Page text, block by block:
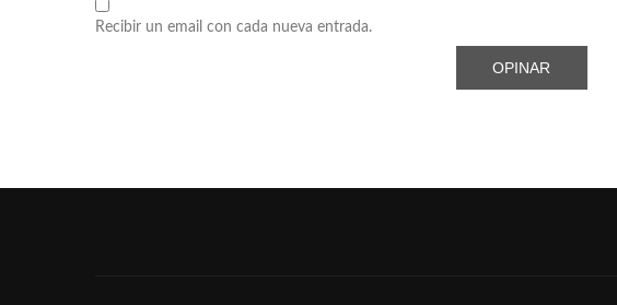
Recibir un email con cada nueva entrada.